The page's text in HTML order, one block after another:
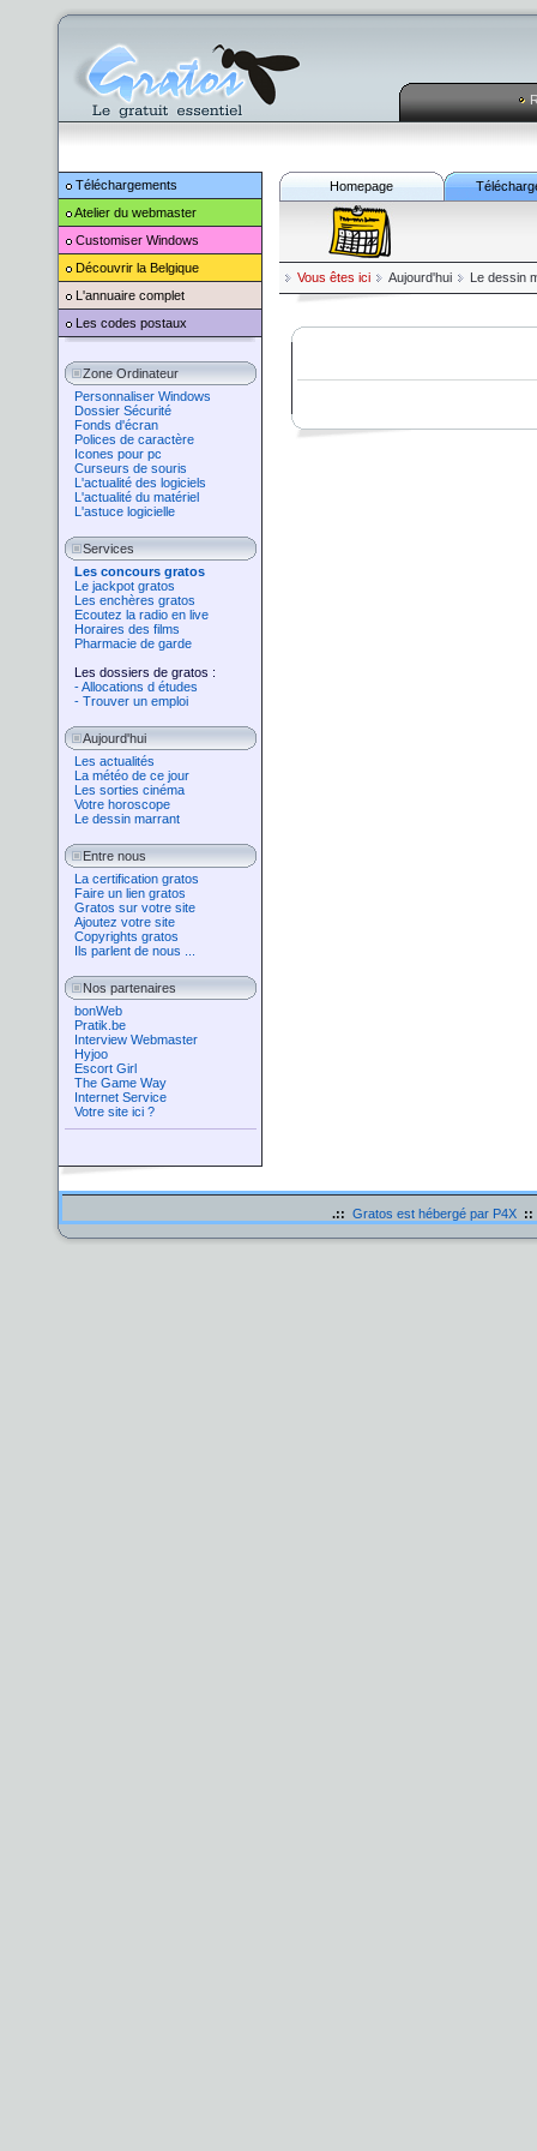
Téléchargements
Atelier du webmaster
Customiser Windows
Découvrir la Belgique
L'annuaire complet
Les codes postaux
Zone Ordinateur
Personnaliser Windows
Dossier Sécurité
Fonds d'écran
Polices de caractère
Icones pour pc
Curseurs de souris
L'actualité des logiciels
L'actualité du matériel
L'astuce logicielle
Services
Les concours gratos
Le jackpot gratos
Les enchères gratos
Ecoutez la radio en live
Horaires des films
Pharmacie de garde
Les dossiers de gratos :
- Allocations d études
- Trouver un emploi
Aujourd'hui
Les actualités
La météo de ce jour
Les sorties cinéma
Votre horoscope
Le dessin marrant
Entre nous
La certification gratos
Faire un lien gratos
Gratos sur votre site
Ajoutez votre site
Copyrights gratos
Ils parlent de nous ...
Nos partenaires
bonWeb
Pratik.be
Interview Webmaster
Hyjoo
Escort Girl
The Game Way
Internet Service
Votre site ici ?
Homepage
Vous êtes ici Aujourd'hui Le dessin
.:: Gratos est hébergé par P4X ::